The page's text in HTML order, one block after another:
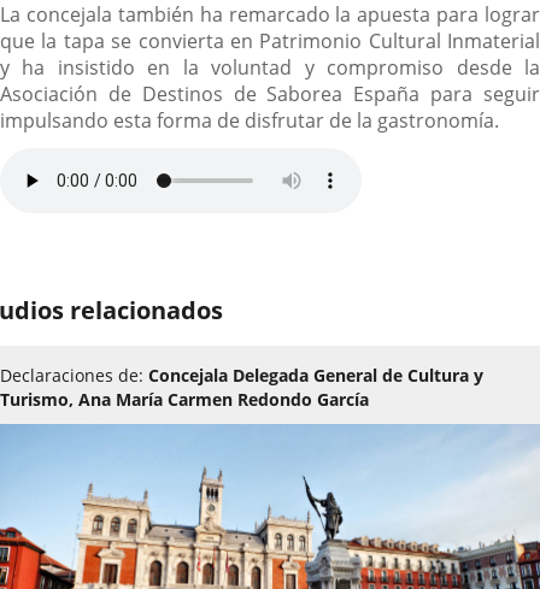
La concejala también ha remarcado la apuesta para lograr
que la tapa se convierta en Patrimonio Cultural Inmaterial
y ha insistido en la voluntad y compromiso desde la
Asociación de Destinos de Saborea España para seguir
impulsando esta forma de disfrutar de la gastronomía.
relacionados
Declaraciones de: Concejala Delegada General de Cultura y
Turismo, Ana María Carmen Redondo García